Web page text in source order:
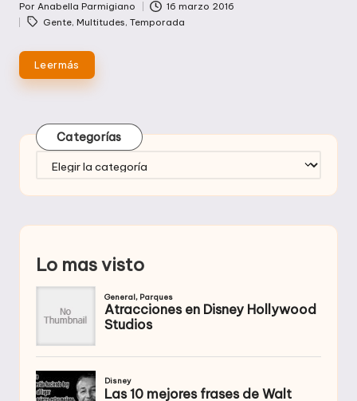
Publicado
por
Por Anabella Parmigiano 16 marzo 2016
Etiquetas:
Gente, Multitudes, Temporada
Leer más
Categorías
Lo mas visto